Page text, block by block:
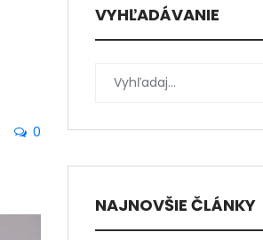
0
VYHĽADÁVANIE
NAJNOVŠIE ČLÁNKY